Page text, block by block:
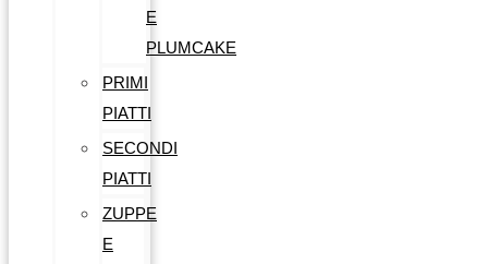
E
PLUMCAKE
PRIMI
PIATTI
SECONDI
PIATTI
ZUPPE
E